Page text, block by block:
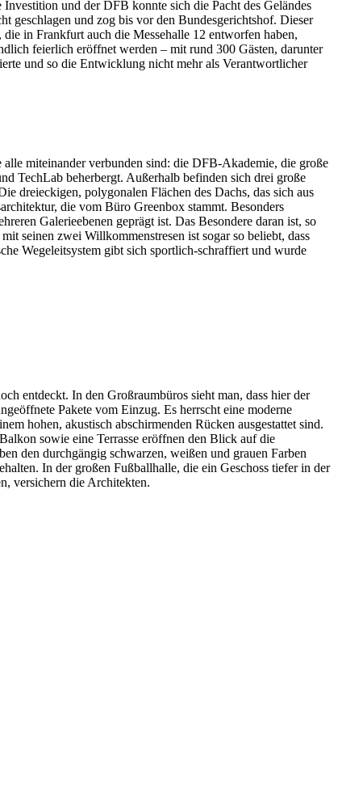
und der DFB konnte sich die Pacht des Geländes
geschlagen und zog bis vor den Bundesgerichtshof. Dieser
in Frankfurt auch die Messehalle 12 entworfen haben,
feierlich eröffnet werden – mit rund 300 Gästen, darunter
und so die Entwicklung nicht mehr als Verantwortlicher
miteinander verbunden sind: die DFB-Akademie, die große
TechLab beherbergt. Außerhalb befinden sich drei große
dreieckigen, polygonalen Flächen des Dachs, das sich aus
die vom Büro Greenbox stammt. Besonders
Galerieebenen geprägt ist. Das Besondere daran ist, so
seinen zwei Willkommenstresen ist sogar so beliebt, dass
Wegeleitsystem gibt sich sportlich-schraffiert und wurde
entdeckt. In den Großraumbüros sieht man, dass hier der
Pakete vom Einzug. Es herrscht eine moderne
hohen, akustisch abschirmenden Rücken ausgestattet sind.
sowie eine Terrasse eröffnen den Blick auf die
den durchgängig schwarzen, weißen und grauen Farben
In der großen Fußballhalle, die ein Geschoss tiefer in der
versichern die Architekten.